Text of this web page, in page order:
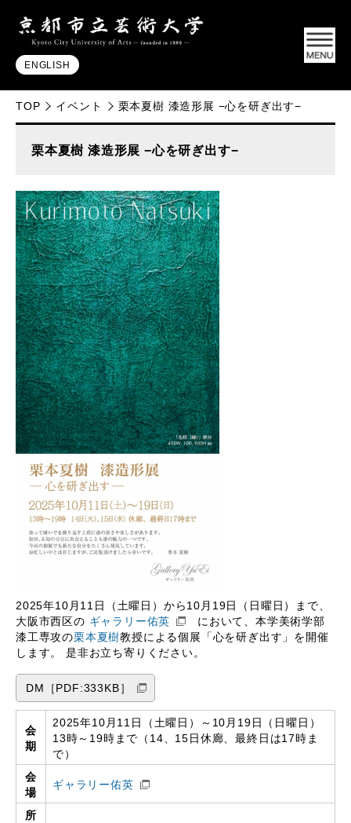
ENGLISH
TOP イベント 栗本夏樹 漆造形展 −心を研ぎ出す−
栗本夏樹 漆造形展 −心を研ぎ出す−
2025年10月11日（土曜日）から10月19日（日曜日）まで、
大阪市西区の ギャラリー佑英
において、本学美術学部
漆工専攻の栗本夏樹教授による個展「心を研ぎ出す」を開催
します。 是非お立ち寄りください。
DM［PDF:333KB］
会
期
2025年10月11日（土曜日）～10月19日（日曜日）
13時～19時まで（14、15日休廊、最終日は17時ま
で）
会
場
ギャラリー佑英
所